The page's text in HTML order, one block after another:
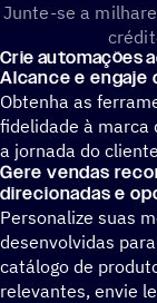
Junte-se a
Crie automações
Alcance e engaje
Obtenha as
fidelidade à marca
a jornada do
Gere vendas
direcionadas e
Personalize suas
desenvolvidas
catálogo de
relevantes, envie